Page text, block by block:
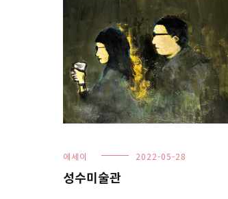
에세이 2022-05-28
성수미술관